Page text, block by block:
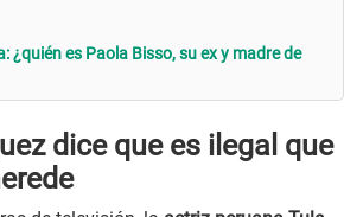
¿quién es Paola Bisso, su ex y madre de
dice que es ilegal que